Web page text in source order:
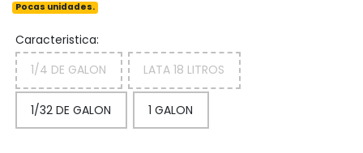
Pocas unidades.
Caracteristica:
1/4 DE GALON
LATA 18 LITROS
1/32 DE GALON 1 GALON